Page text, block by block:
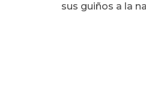
sus guiños a la